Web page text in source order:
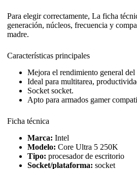
Para elegir correctamente, La ficha
generación, núcleos, frecuencia y
madre.
Características principales
Mejora el rendimiento general del
Ideal para multitarea,
Socket socket.
Apto para armados gamer
Ficha técnica
Marca: Intel
Modelo: Core Ultra 5 250K
Tipo: procesador de escritorio
Socket/plataforma: socket